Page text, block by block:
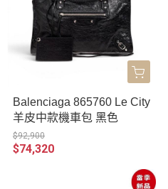
Balenciaga 865760 Le City
羊皮中款機車包 黑色
$92,900
$74,320